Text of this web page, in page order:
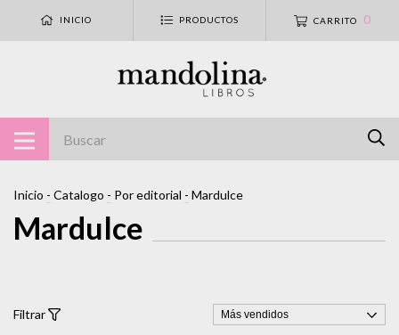
INICIO PRODUCTOS CARRITO 0
Inicio - Catalogo - Por editorial - Mardulce
Mardulce
Filtrar